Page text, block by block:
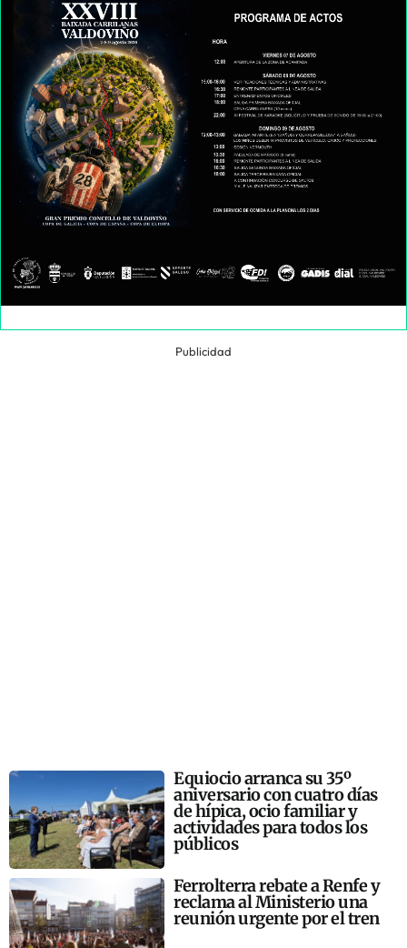
Publicidad
Equiocio arranca su 35º
aniversario con cuatro días
de hípica, ocio familiar y
actividades para todos los
públicos
Ferrolterra rebate a Renfe y
reclama al Ministerio una
reunión urgente por el tren